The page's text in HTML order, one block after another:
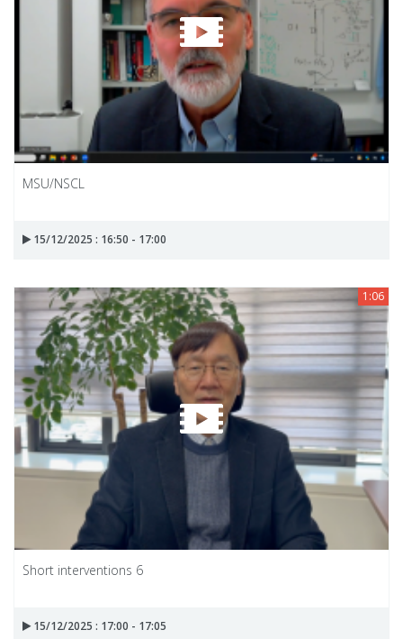
MSU/NSCL
15/12/2025 : 16:50 - 17:00
1:06
Short interventions 6
15/12/2025 : 17:00 - 17:05